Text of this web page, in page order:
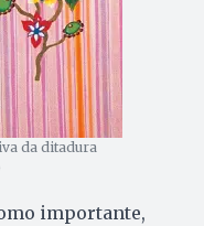
da ditadura
importante,